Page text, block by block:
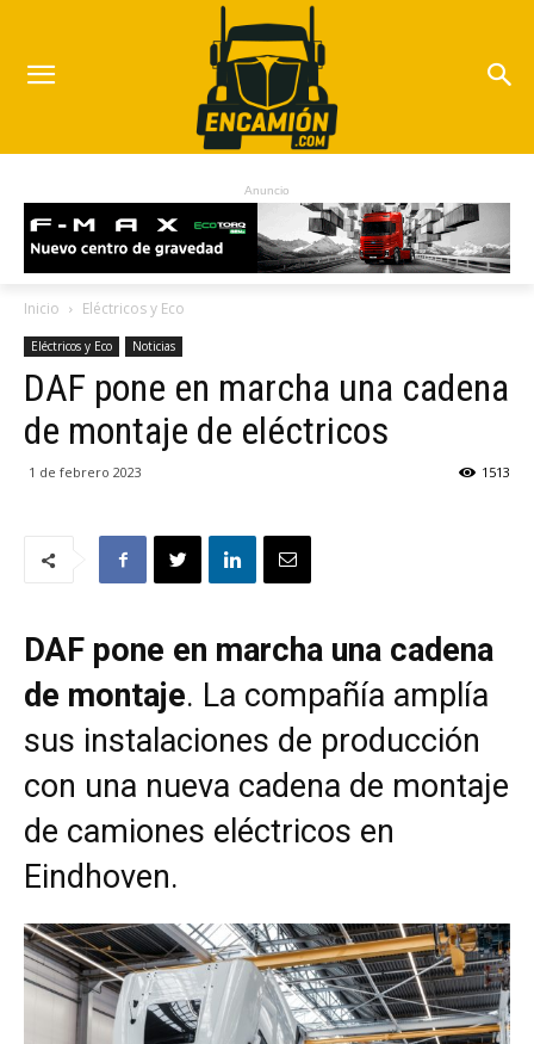
Anuncio
Inicio Eléctricos y Eco
Eléctricos y Eco Noticias
DAF pone en marcha una cadena
de montaje de eléctricos
1 de febrero 2023 1513
DAF pone en marcha una cadena
de montaje. La compañía amplía
sus instalaciones de producción
con una nueva cadena de montaje
de camiones eléctricos en
Eindhoven.